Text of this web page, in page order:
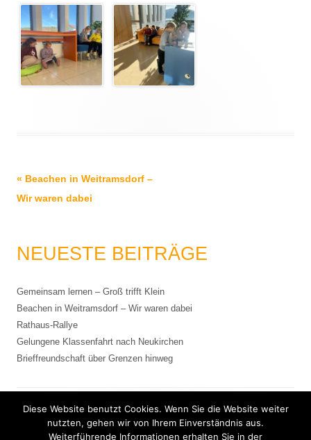
Beitrags-
Navigation
« Beachen in Weitramsdorf –
Wir waren dabei
NEUESTE BEITRÄGE
Gemeinsam lernen – Groß trifft Klein
Beachen in Weitramsdorf – Wir waren dabei
Rathaus-Rallye
Gelungene Klassenfahrt nach Neukirchen
Brieffreundschaft über Grenzen hinweg
Impressum
Diese Website benutzt Cookies. Wenn Sie die Website weiter
nutzten, gehen wir von Ihrem Einverständnis aus.
Weiterführende Informationen erhalten Sie in der